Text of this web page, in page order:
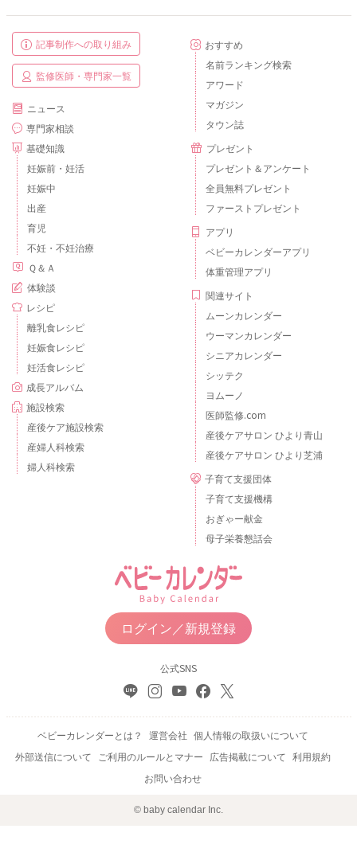
記事制作への取り組み
監修医師・専門家一覧
ニュース
専門家相談
基礎知識
妊娠前・妊活
妊娠中
出産
育児
不妊・不妊治療
Ｑ＆Ａ
体験談
レシピ
離乳食レシピ
妊娠食レシピ
妊活食レシピ
成長アルバム
施設検索
産後ケア施設検索
産婦人科検索
婦人科検索
おすすめ
名前ランキング検索
アワード
マガジン
タウン誌
プレゼント
プレゼント＆アンケート
全員無料プレゼント
ファーストプレゼント
アプリ
ベビーカレンダーアプリ
体重管理アプリ
関連サイト
ムーンカレンダー
ウーマンカレンダー
シニアカレンダー
シッテク
ヨムーノ
医師監修.com
産後ケアサロン ひより青山
産後ケアサロン ひより芝浦
子育て支援団体
子育て支援機構
おぎゃー献金
母子栄養懇話会
ログイン／新規登録
公式SNS
ベビーカレンダーとは？ 運営会社 個人情報の取扱いについて
外部送信について
ご利用のルールとマナー 広告掲載について 利用規約
お問い合わせ
© baby calendar Inc.